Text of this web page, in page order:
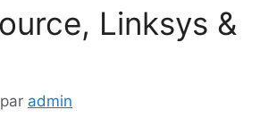
Linksys &
par admin